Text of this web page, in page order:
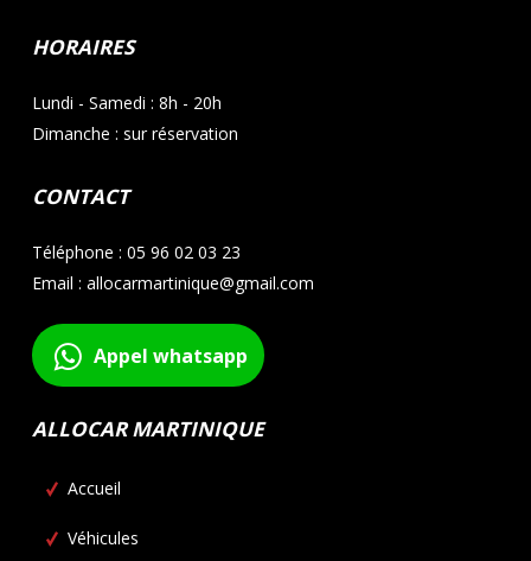
HORAIRES
Lundi - Samedi : 8h - 20h
Dimanche : sur réservation
CONTACT
Téléphone : 05 96 02 03 23
Email : allocarmartinique@gmail.com
Appel whatsapp
ALLOCAR MARTINIQUE
Accueil
Véhicules